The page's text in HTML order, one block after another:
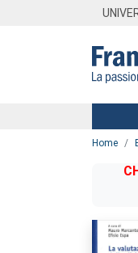
Menu
Home